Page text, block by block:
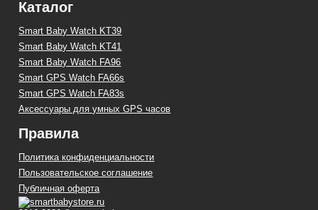
Каталог
Smart Baby Watch KT39
Smart Baby Watch KT41
Smart Baby Watch FA96
Smart GPS Watch FA66s
Smart GPS Watch FA83s
Аксессуары для умных GPS часов
Правила
Политика конфиденциальности
Пользовательское соглашение
Публичная оферта